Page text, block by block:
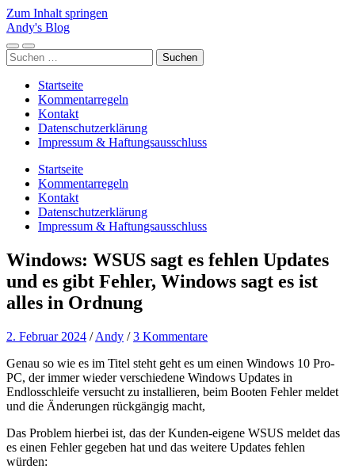
Zum Inhalt springen
Andy's Blog
Mobile-
Menü
Suchfeld
ein-/ausblenden
Suchen
nach:
Startseite
Kommentarregeln
Kontakt
Datenschutzerklärung
Impressum & Haftungsausschluss
Startseite
Kommentarregeln
Kontakt
Datenschutzerklärung
Impressum & Haftungsausschluss
Windows: WSUS sagt es fehlen Updates
und es gibt Fehler, Windows sagt es ist
alles in Ordnung
2. Februar 2024 /Andy /3 Kommentare
Genau so wie es im Titel steht geht es um einen Windows 10 Pro-
PC, der immer wieder verschiedene Windows Updates in
Endlosschleife versucht zu installieren, beim Booten Fehler meldet
und die Änderungen rückgängig macht,
Das Problem hierbei ist, das der Kunden-eigene WSUS meldet das
es einen Fehler gegeben hat und das weitere Updates fehlen
würden: